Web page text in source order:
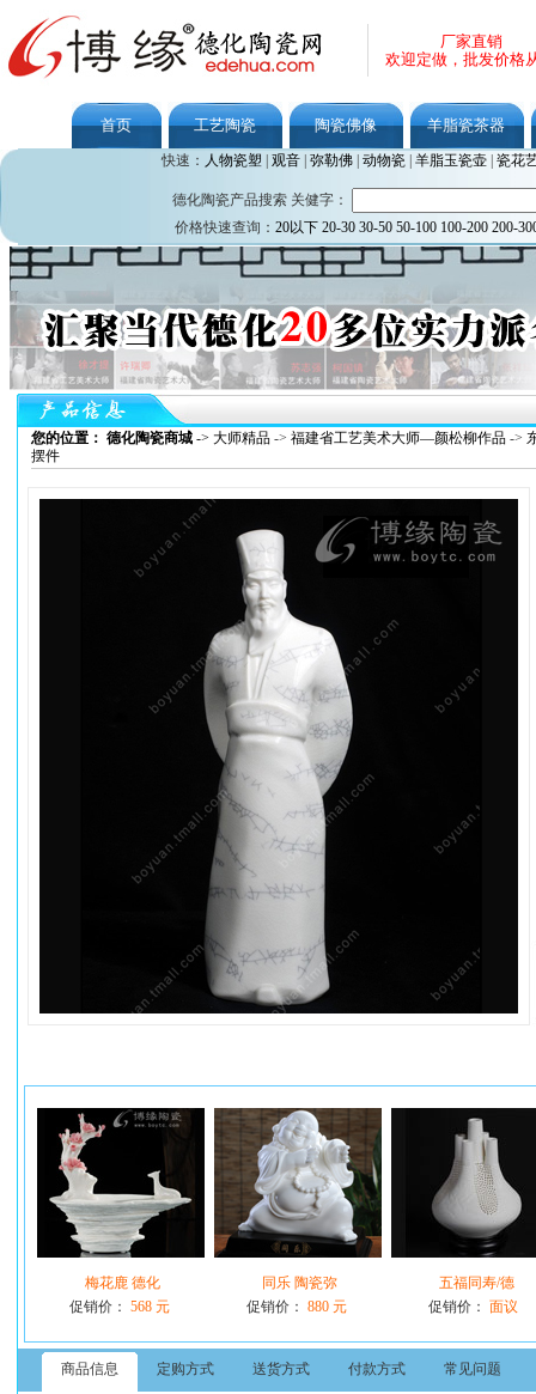
厂家直销
欢迎定做，批发价格
首页 工艺陶瓷 陶瓷佛像 羊脂瓷茶器
快速： 人物瓷塑 观音| 弥勒佛| 动物瓷| 羊脂玉瓷壶| 瓷花
德化陶瓷产品搜索 关健字：
价格快速查询： 20以下 20-30 30-50 50-100 100-200 200-
您的位置： 德化陶瓷商城 -> 大师精品 -> 福建省工艺美术大师—颜松柳作品 ->
摆件
梅花鹿 德化
促销价： 568 元
同乐 陶瓷弥
促销价： 880 元
五福同寿/德
促销价： 面议
商品信息 定购方式 送货方式 付款方式 常见问题